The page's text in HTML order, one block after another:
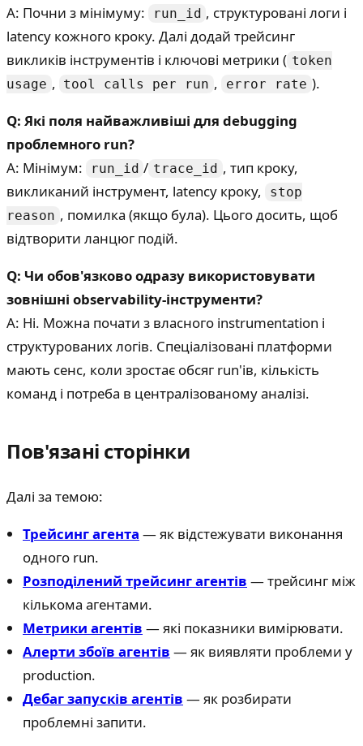
A: Почни з мінімуму:
run_id , структуровані логи і
latency кожного кроку. Далі додай трейсинг
викликів інструментів і ключові метрики ( token
usage , tool calls per run , error rate ).
Q: Які поля найважливіші для debugging
проблемного run?
A: Мінімум:
run_id / trace_id , тип кроку,
викликаний інструмент, latency кроку,
stop
reason , помилка (якщо була). Цього досить, щоб
відтворити ланцюг подій.
Q: Чи обов'язково одразу використовувати
зовнішні observability-інструменти?
A: Ні. Можна почати з власного instrumentation і
структурованих логів. Спеціалізовані платформи
мають сенс, коли зростає обсяг run'ів, кількість
команд і потреба в централізованому аналізі.
Пов'язані сторінки
Далі за темою:
Трейсинг агента — як відстежувати виконання
одного run.
Розподілений трейсинг агентів — трейсинг між
кількома агентами.
Метрики агентів — які показники вимірювати.
Алерти збоїв агентів — як виявляти проблеми у
production.
Дебаг запусків агентів — як розбирати
проблемні запити.